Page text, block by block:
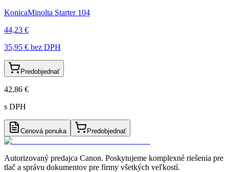
KonicaMinolta Starter 104
44,23 €
35,95 € bez DPH
Predobjednať
42,86 €
s DPH
Cenová ponuka Predobjednať
Autorizovaný predajca Canon. Poskytujeme komplexné riešenia pre
tlač a správu dokumentov pre firmy všetkých veľkostí.